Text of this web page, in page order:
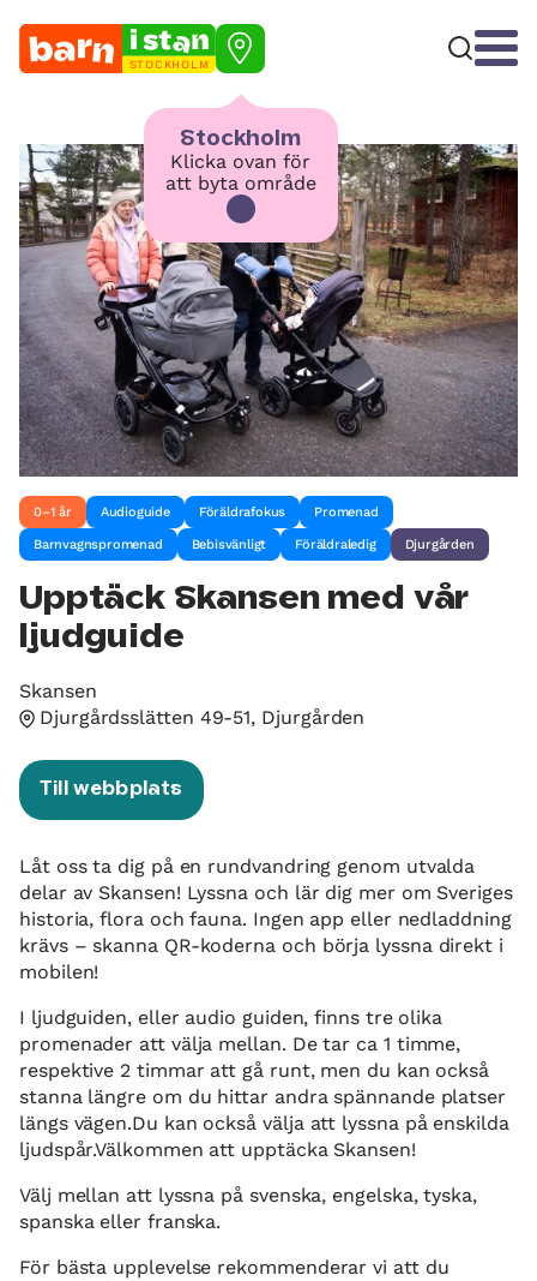
STOCKHOLM
Stockholm
Klicka ovan för
att byta område
0–1 år Audioguide Föräldrafokus Promenad
Barnvagnspromenad Bebisvänligt Föräldraledig Djurgården
Upptäck Skansen med vår
ljudguide
Skansen
Djurgårdsslätten 49-51, Djurgården
Till webbplats
Låt oss ta dig på en rundvandring genom utvalda
delar av Skansen! Lyssna och lär dig mer om Sveriges
historia, flora och fauna. Ingen app eller nedladdning
krävs – skanna QR-koderna och börja lyssna direkt i
mobilen!
I ljudguiden, eller audio guiden, finns tre olika
promenader att välja mellan. De tar ca 1 timme,
respektive 2 timmar att gå runt, men du kan också
stanna längre om du hittar andra spännande platser
längs vägen.Du kan också välja att lyssna på enskilda
ljudspår.Välkommen att upptäcka Skansen!
Välj mellan att lyssna på svenska, engelska, tyska,
spanska eller franska.
För bästa upplevelse rekommenderar vi att du